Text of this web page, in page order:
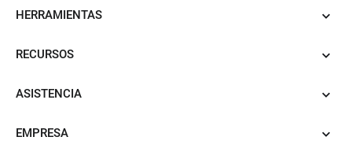
HERRAMIENTAS
RECURSOS
ASISTENCIA
EMPRESA